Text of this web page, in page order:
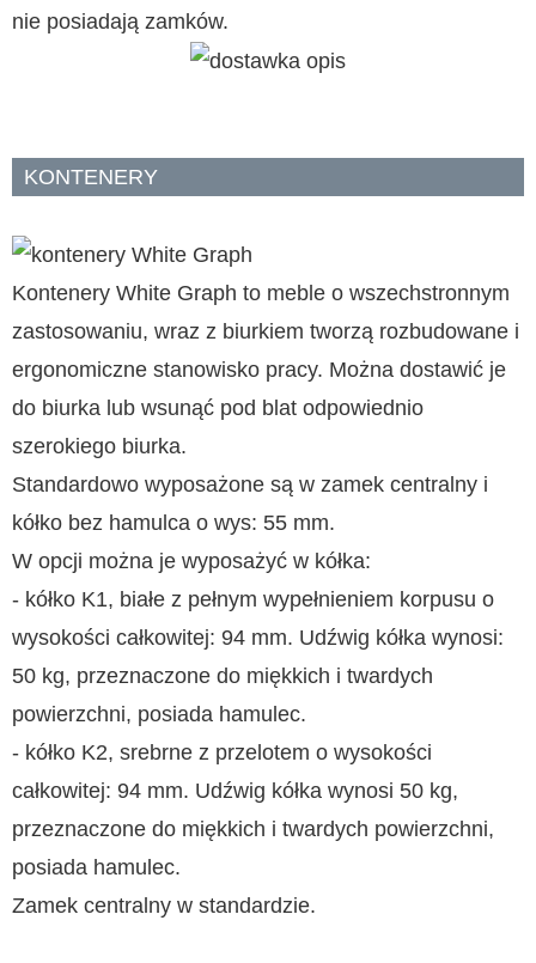
nie posiadają zamków.
KONTENERY
Kontenery White Graph to meble o wszechstronnym
zastosowaniu, wraz z biurkiem tworzą rozbudowane i
ergonomiczne stanowisko pracy. Można dostawić je
do biurka lub wsunąć pod blat odpowiednio
szerokiego biurka.
Standardowo wyposażone są w zamek centralny i
kółko bez hamulca o wys: 55 mm.
W opcji można je wyposażyć w kółka:
- kółko K1, białe z pełnym wypełnieniem korpusu o
wysokości całkowitej: 94 mm. Udźwig kółka wynosi:
50 kg, przeznaczone do miękkich i twardych
powierzchni, posiada hamulec.
- kółko K2, srebrne z przelotem o wysokości
całkowitej: 94 mm. Udźwig kółka wynosi 50 kg,
przeznaczone do miękkich i twardych powierzchni,
posiada hamulec.
Zamek centralny w standardzie.